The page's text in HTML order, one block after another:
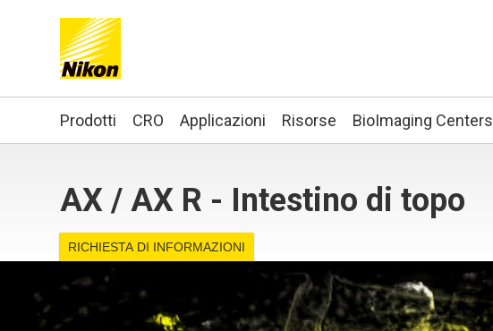
Search keyword(s)
Prodotti CRO Applicazioni Risorse BioImaging Centers
AX / AX R - Intestino di topo
RICHIESTA DI INFORMAZIONI